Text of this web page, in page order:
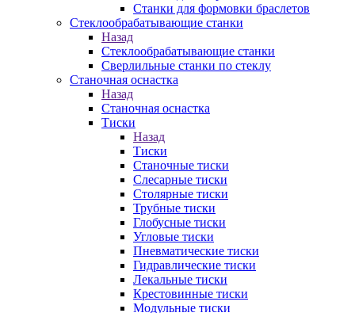
Станки для формовки браслетов
Стеклообрабатывающие станки
Назад
Стеклообрабатывающие станки
Сверлильные станки по стеклу
Станочная оснастка
Назад
Станочная оснастка
Тиски
Назад
Тиски
Станочные тиски
Слесарные тиски
Столярные тиски
Трубные тиски
Глобусные тиски
Угловые тиски
Пневматические тиски
Гидравлические тиски
Лекальные тиски
Крестовинные тиски
Модульные тиски